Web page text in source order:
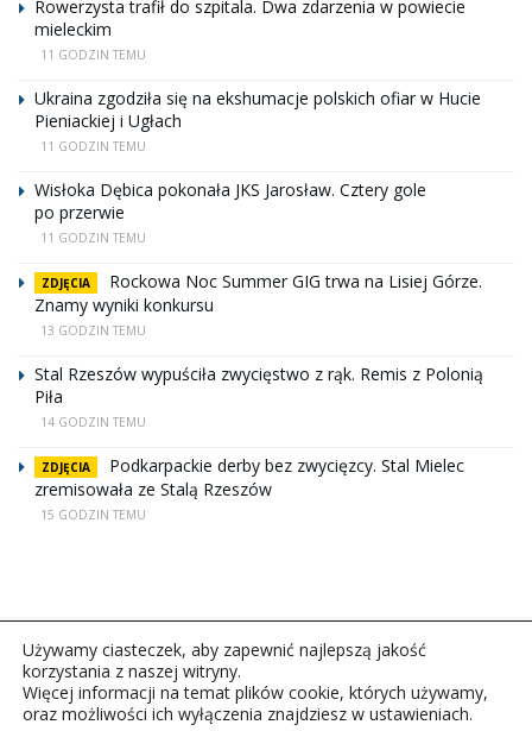
Rowerzysta trafił do szpitala. Dwa zdarzenia w powiecie
mieleckim
11 GODZIN TEMU
Ukraina zgodziła się na ekshumacje polskich ofiar w Hucie
Pieniackiej i Ugłach
11 GODZIN TEMU
Wisłoka Dębica pokonała JKS Jarosław. Cztery gole
po przerwie
11 GODZIN TEMU
ZDJĘCIA
Rockowa Noc Summer GIG trwa na Lisiej Górze.
Znamy wyniki konkursu
13 GODZIN TEMU
Stal Rzeszów wypuściła zwycięstwo z rąk. Remis z Polonią
Piła
14 GODZIN TEMU
ZDJĘCIA
Podkarpackie derby bez zwycięzcy. Stal Mielec
zremisowała ze Stalą Rzeszów
15 GODZIN TEMU
Używamy ciasteczek, aby zapewnić najlepszą jakość
korzystania z naszej witryny.
Więcej informacji na temat plików cookie, których używamy,
oraz możliwości ich wyłączenia znajdziesz w ustawieniach.